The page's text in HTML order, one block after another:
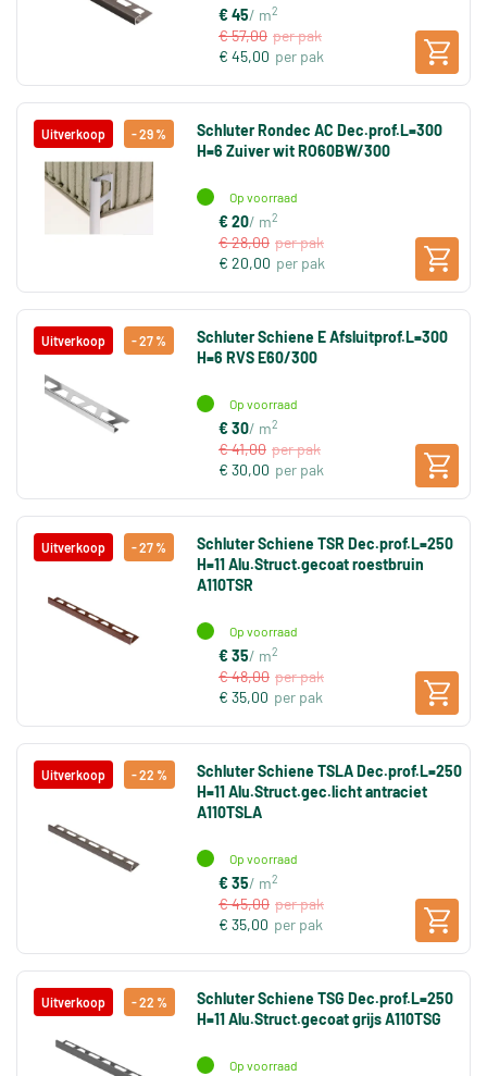
€ 45/ m2
€ 57,00 per pak
€ 45,00 per pak
Uitverkoop - 29 %
Schluter Rondec AC Dec.prof.L=300
H=6 Zuiver wit RO60BW/300
Op voorraad
€ 20/ m2
€ 28,00 per pak
€ 20,00 per pak
Uitverkoop - 27 %
Schluter Schiene E Afsluitprof.L=300
H=6 RVS E60/300
Op voorraad
€ 30/ m2
€ 41,00 per pak
€ 30,00 per pak
Uitverkoop - 27 %
Schluter Schiene TSR Dec.prof.L=250
H=11 Alu.Struct.gecoat roestbruin
A110TSR
Op voorraad
€ 35/ m2
€ 48,00 per pak
€ 35,00 per pak
Uitverkoop - 22 %
Schluter Schiene TSLA Dec.prof.L=250
H=11 Alu.Struct.gec.licht antraciet
A110TSLA
Op voorraad
€ 35/ m2
€ 45,00 per pak
€ 35,00 per pak
Uitverkoop - 22 %
Schluter Schiene TSG Dec.prof.L=250
H=11 Alu.Struct.gecoat grijs A110TSG
Op voorraad